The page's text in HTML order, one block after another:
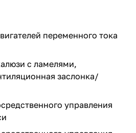
переменного тока
с ламелями,
заслонка/
управления